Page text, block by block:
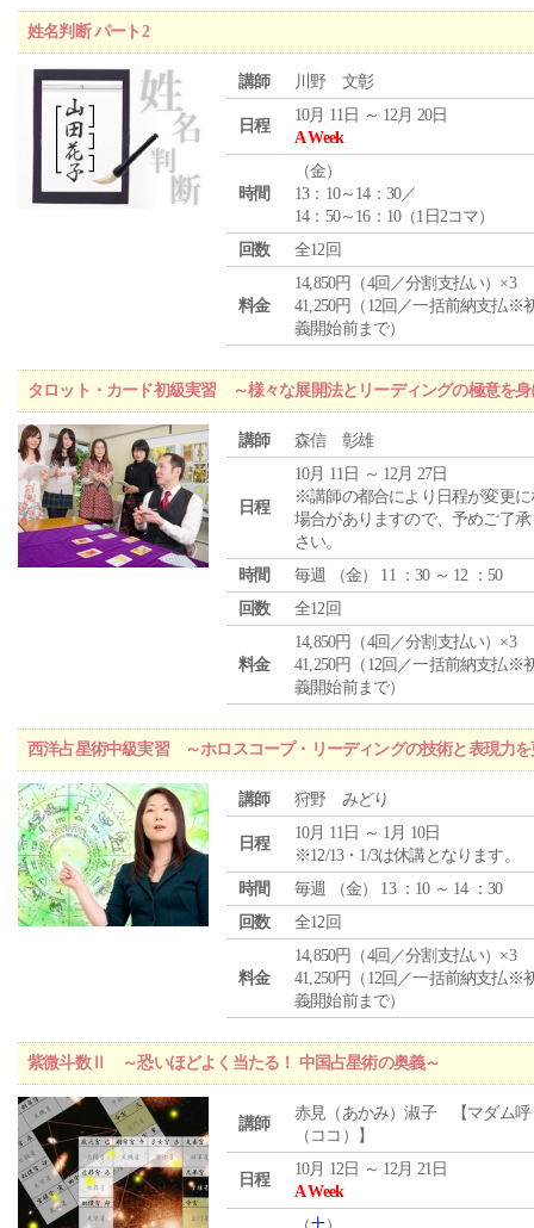
姓名判断 パート2
講師 川野 文彰
日程
10月 11日 ～ 12月 20日
A Week
時間
（金）
13：10～14：30／
14：50～16：10（1日2コマ）
回数
全12回
料金
14,850円（4回／分割支払い）×3
41,250円（12回／一括前納支払※
義開始前まで）
タロット・カード初級実習 ～様々な展開法とリーディングの極意を身
講師 森信 彰雄
日程
10月 11日 ～ 12月 27日
※講師の都合により日程が変更に
場合がありますので、予めご了承
さい。
時間
毎週 （金） 11 ：30 ～ 12 ：50
回数
全12回
料金
14,850円（4回／分割支払い）×3
41,250円（12回／一括前納支払※
義開始前まで）
西洋占星術中級実習 ～ホロスコープ・リーディングの技術と表現力
講師 狩野 みどり
日程
10月 11日 ～ 1月 10日
※12/13・1/3は休講となります。
時間
毎週 （金） 13 ：10 ～ 14 ：30
回数
全12回
料金
14,850円（4回／分割支払い）×3
41,250円（12回／一括前納支払※
義開始前まで）
紫微斗数Ⅱ ～恐いほどよく当たる！ 中国占星術の奥義～
講師
赤見（あかみ）淑子 【マダム呼
（ココ）】
日程
10月 12日 ～ 12月 21日
A Week